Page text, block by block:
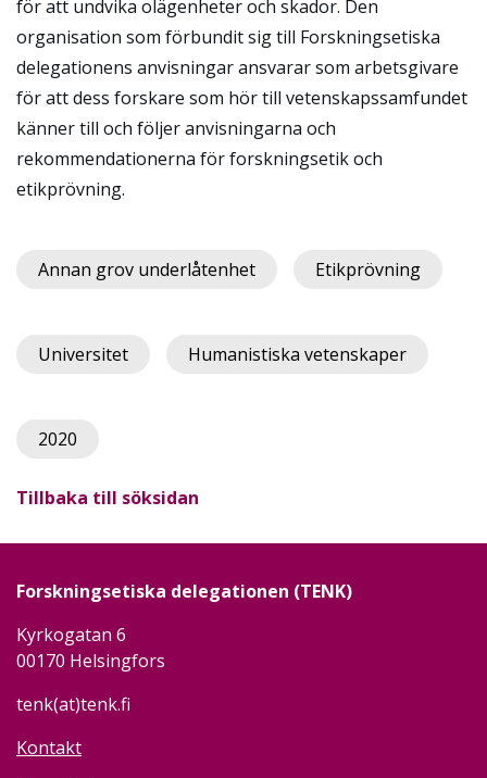
för att undvika olägenheter och skador. Den
organisation som förbundit sig till Forskningsetiska
delegationens anvisningar ansvarar som arbetsgivare
för att dess forskare som hör till vetenskapssamfundet
känner till och följer anvisningarna och
rekommendationerna för forskningsetik och
etikprövning.
Annan grov underlåtenhet Etikprövning
Universitet Humanistiska vetenskaper
2020
Tillbaka till söksidan
Forskningsetiska delegationen (TENK)
Kyrkogatan 6
00170 Helsingfors
tenk(at)tenk.fi
Kontakt